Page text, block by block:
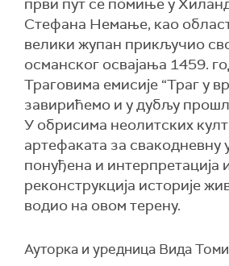
први пут се помиње у
Стефана Немање, као област
велики жупан прикључио
османског освајања 1459.
Траговима емисије “Траг у
завирићемо и у дубљу
У обрисима неолитских
артефаката за свакодневну
понуђена и интерпретација
реконструкција историје
водио на овом терену.
Ауторка и уредница Вида